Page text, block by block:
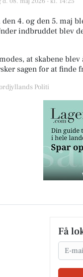
den 4. og den 5. maj
indbruddet blev
at skabene
sagen for at finde
Politi
Få
Email